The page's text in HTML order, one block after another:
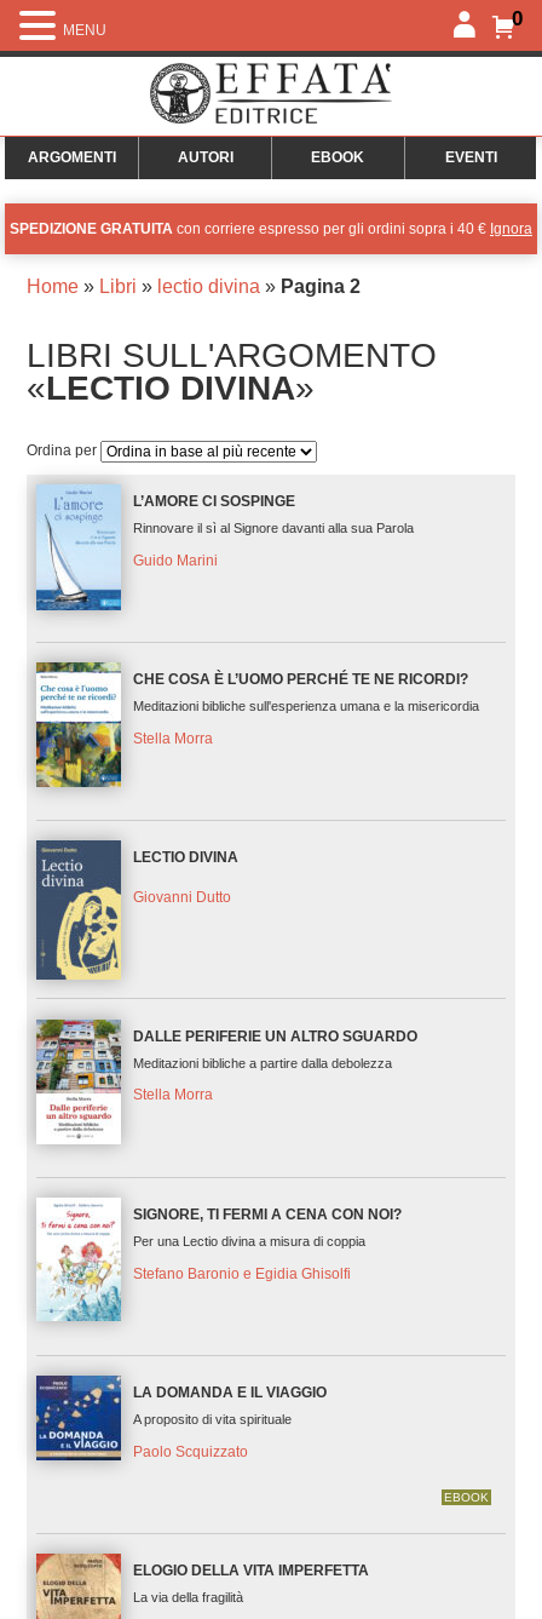
0
ARGOMENTI AUTORI EBOOK EVENTI
SPEDIZIONE GRATUITA con corriere espresso per gli ordini sopra i 40 € Ignora
Home» Libri » lectio divina » Pagina 2
LIBRI SULL'ARGOMENTO
«LECTIO DIVINA»
Ordina per
L’AMORE CI SOSPINGE
Rinnovare il sì al Signore davanti alla sua Parola
Guido Marini
CHE COSA È L’UOMO PERCHÉ TE NE RICORDI?
Meditazioni bibliche sull'esperienza umana e la misericordia
Stella Morra
LECTIO DIVINA
Giovanni Dutto
DALLE PERIFERIE UN ALTRO SGUARDO
Meditazioni bibliche a partire dalla debolezza
Stella Morra
SIGNORE, TI FERMI A CENA CON NOI?
Per una Lectio divina a misura di coppia
Stefano Baronio e Egidia Ghisolfi
LA DOMANDA E IL VIAGGIO
A proposito di vita spirituale
Paolo Scquizzato
EBOOK
ELOGIO DELLA VITA IMPERFETTA
La via della fragilità
MENU